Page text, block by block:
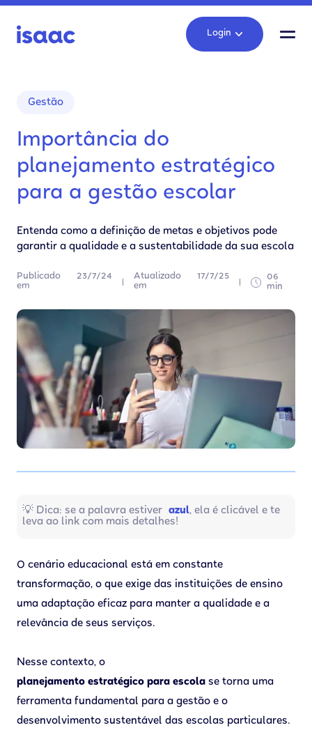
Login
Gestão
Importância do
planejamento estratégico
para a gestão escolar
Entenda como a definição de metas e objetivos pode
garantir a qualidade e a sustentabilidade da sua escola
Publicado
em
23/7/24
Atualizado
em
17/7/25
06
min
💡 Dica: se a palavra estiver azul, ela é clicável e te
leva ao link com mais detalhes!
O cenário educacional está em constante
transformação, o que exige das instituições de ensino
uma adaptação eficaz para manter a qualidade e a
relevância de seus serviços.
Nesse contexto, o
planejamento estratégico para escola se torna uma
ferramenta fundamental para a gestão e o
desenvolvimento sustentável das escolas particulares.